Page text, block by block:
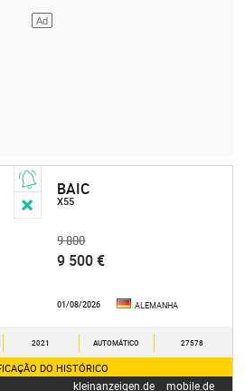
BAIC
X55
9 800
9 500 €
01/08/2026 ALEMANHA
2021 AUTOMÁTICO 27578
DO HISTÓRICO
kleinanzeigen.de mobile.de